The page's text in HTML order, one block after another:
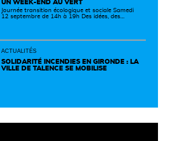
UN WEEK-END AU VERT
Journée transition écologique et sociale Samedi
12 septembre de 14h à 19h Des idées, des
un territoire plus durable et solidaire.
ACTUALITÉS
SOLIDARITÉ INCENDIES EN GIRONDE : LA
VILLE DE TALENCE SE MOBILISE